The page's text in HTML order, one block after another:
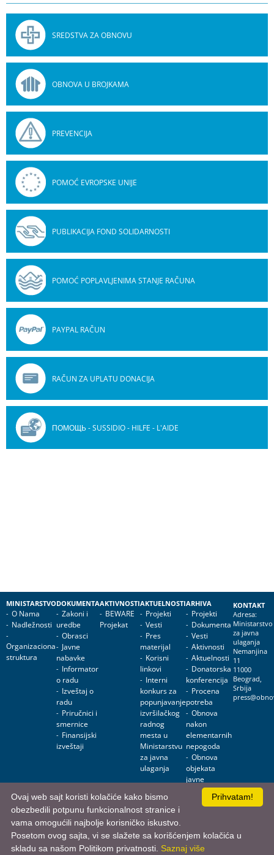
SREDSTVA ZA OBNOVU
OBNOVA U BROJKAMA
PREVENCIJA
POMOĆ EVROPSKE UNIJE
PUBLIKACIJA FOND SOLIDARNOSTI
POMOĆ POPLAVLJENIMA STANJE RAČUNA
PAYPAL RAČUN
RAČUN ZA UPLATU DONACIJA
ПОМОЩЬ - SUSSIDIO - HILFE - L'AIDE
MINISTARSTVO
O Nama
Nadležnosti
Organizaciona
struktura
DOKUMENTA
Zakoni i
uredbe
Obrasci
Javne
nabavke
Informator
o radu
Izveštaj o
radu
Priručnici i
smernice
Finansijski
izveštaji
AKTIVNOSTI
BEWARE
Projekat
AKTUELNOSTI
Projekti
Vesti
Pres
materijal
Korisni
linkovi
Interni
konkurs za
popunjavanje
izvršilačkog
radnog
mesta u
Ministarstvu
za javna
ulaganja
ARHIVA
Projekti
Dokumenta
Vesti
Aktivnosti
Aktuelnosti
Donatorska
konferencija
Procena
potreba
Obnova
nakon
elementarnih
nepogoda
Obnova
objekata
javne
namene
KONTAKT
Adresa:
Ministarstvo
za javna
ulaganja
Nemanjina
11
11000
Beograd,
Srbija
Ministarstvo za javna ulaganja • Nemanjina 11, 11000 Beograd, Srbija
Prihvatam!
Ovaj web sajt koristi kolačiće kako bismo
obezbedili potpunu funkcionalnost stranice i
vama omogućili najbolje korisničko iskustvo.
Posetom ovog sajta, vi se slažete sa korišćenjem kolačića u
skladu sa našom Politikom privatnosti. Saznaj više